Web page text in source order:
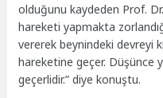
olduğunu kaydeden Prof.
hareketi yapmakta
vererek beynindeki devreyi
hareketine geçer. Düşünce
geçerlidir.” diye konuştu.